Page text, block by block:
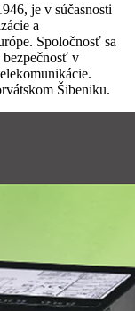
je v súčasnosti
a
Spoločnosť sa
bezpečnosť v
Šibeniku.